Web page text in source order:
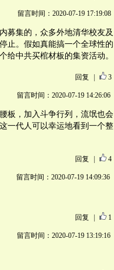
留言时间：2020-07-19 17:19:08
募集的，众多外地清华校友及
止。假如真能搞一个全球性的
给中共买棺材板的集资活动。
回复 3
留言时间：2020-07-19 14:26:06
板，加入斗争行列，流氓也会
一代人可以幸运地看到一个整
回复 4
留言时间：2020-07-19 14:09:36
回复 1
留言时间：2020-07-19 13:19:16